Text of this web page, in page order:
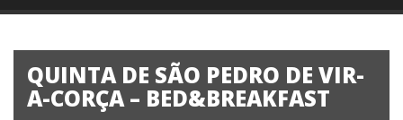
QUINTA DE SÃO PEDRO DE VIR-
A-CORÇA – BED&BREAKFAST